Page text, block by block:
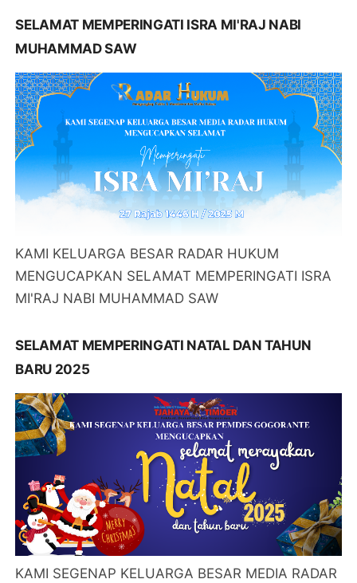
SELAMAT MEMPERINGATI ISRA MI'RAJ NABI
MUHAMMAD SAW
KAMI KELUARGA BESAR RADAR HUKUM
MENGUCAPKAN SELAMAT MEMPERINGATI ISRA
MI'RAJ NABI MUHAMMAD SAW
SELAMAT MEMPERINGATI NATAL DAN TAHUN
BARU 2025
KAMI SEGENAP KELUARGA BESAR MEDIA RADAR